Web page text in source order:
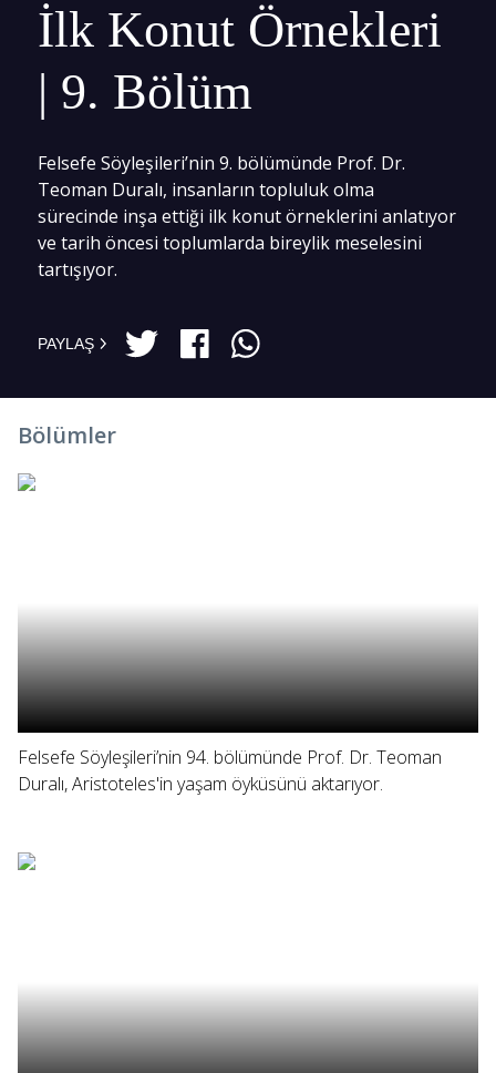
İlk Konut Örnekleri
| 9. Bölüm
Felsefe Söyleşileri’nin 9. bölümünde Prof. Dr.
Teoman Duralı, insanların topluluk olma
sürecinde inşa ettiği ilk konut örneklerini anlatıyor
ve tarih öncesi toplumlarda bireylik meselesini
tartışıyor.
PAYLAŞ
Bölümler
Felsefe Söyleşileri’nin 94. bölümünde Prof. Dr. Teoman
Duralı, Aristoteles'in yaşam öyküsünü aktarıyor.